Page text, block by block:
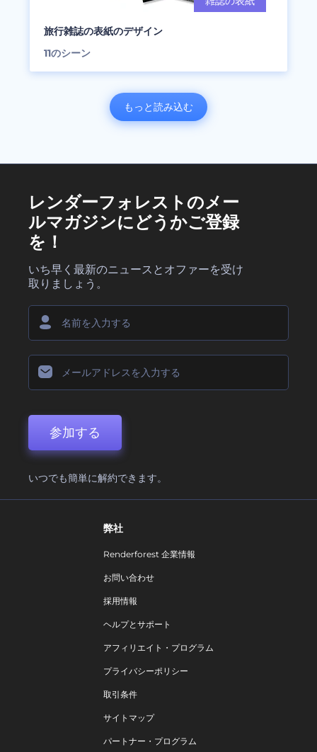
旅行雑誌の表紙のデザイン
11のシーン
もっと読み込む
レンダーフォレストのメー
ルマガジンにどうかご登録
を！
いち早く最新のニュースとオファーを受け
取りましょう。
参加する
いつでも簡単に解約できます。
弊社
Renderforest 企業情報
お問い合わせ
採用情報
ヘルプとサポート
アフィリエイト・プログラム
プライバシーポリシー
取引条件
サイトマップ
パートナー・プログラム